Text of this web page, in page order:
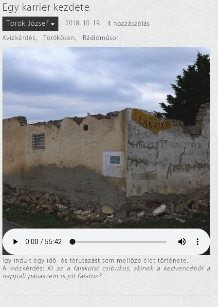
Egy karrier kezdete
Török József 2018. 10. 19.
4 hozzászólás
Kvízkérdés, Törökösen, Rádióműsor
Így indult egy idő- és térutazást sem mellőző élet története.
A kvízkérdés: Ki az a faiskolai csibukos, akinek a kedvencéből a
nappali pávaszem is jót falatoz?